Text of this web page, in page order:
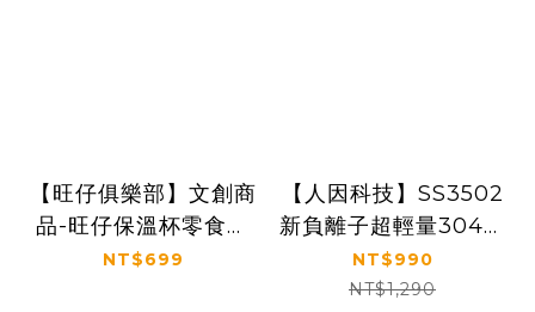
【旺仔俱樂部】文創商
品-旺仔保溫杯零食款
300ml
NT$699
【人因科技】SS3502
新負離子超輕量304保
溫水壺
NT$990
NT$1,290